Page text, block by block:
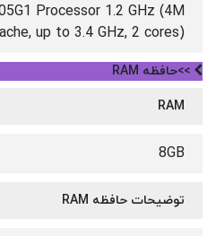
Processor 1.2 GHz (4M
up to 3.4 GHz, 2 cores)
>>حافظه RAM
RAM
8GB
توضیحات حافظه RAM